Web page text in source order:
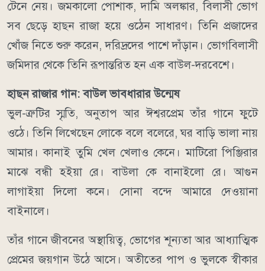
টেনে নেয়। জমকালো পোশাক, দামি অলঙ্কার, বিলাসী ভোগ
সব ছেড়ে হাছন রাজা হয়ে ওঠেন সাধারণ। তিনি প্রজাদের
খোঁজ নিতে শুরু করেন, দরিদ্রদের পাশে দাঁড়ান। ভোগবিলাসী
জমিদার থেকে তিনি রূপান্তরিত হন এক বাউল-দরবেশে।
হাছন রাজার গান: বাউল ভাবধারার উন্মেষ
ভুল-ত্রুটির স্মৃতি, অনুতাপ আর ঈশ্বরপ্রেম তাঁর গানে ফুটে
ওঠে। তিনি লিখেছেন লোকে বলে বলেরে, ঘর বাড়ি ভালা নায়
আমার। কানাই তুমি খেল খেলাও কেনে। মাটিরো পিঞ্জিরার
মাঝে বন্ধী হইয়া রে। বাউলা কে বানাইলো রে। আগুন
লাগাইয়া দিলো কনে। সোনা বন্দে আমারে দেওয়ানা
বাইনালে।
তাঁর গানে জীবনের অস্থায়িত্ব, ভোগের শূন্যতা আর আধ্যাত্মিক
প্রেমের জয়গান উঠে আসে। অতীতের পাপ ও ভুলকে স্বীকার